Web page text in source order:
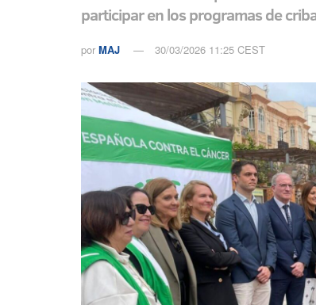
participar en los programas de
por MAJ 30/03/2026 11:25 CEST